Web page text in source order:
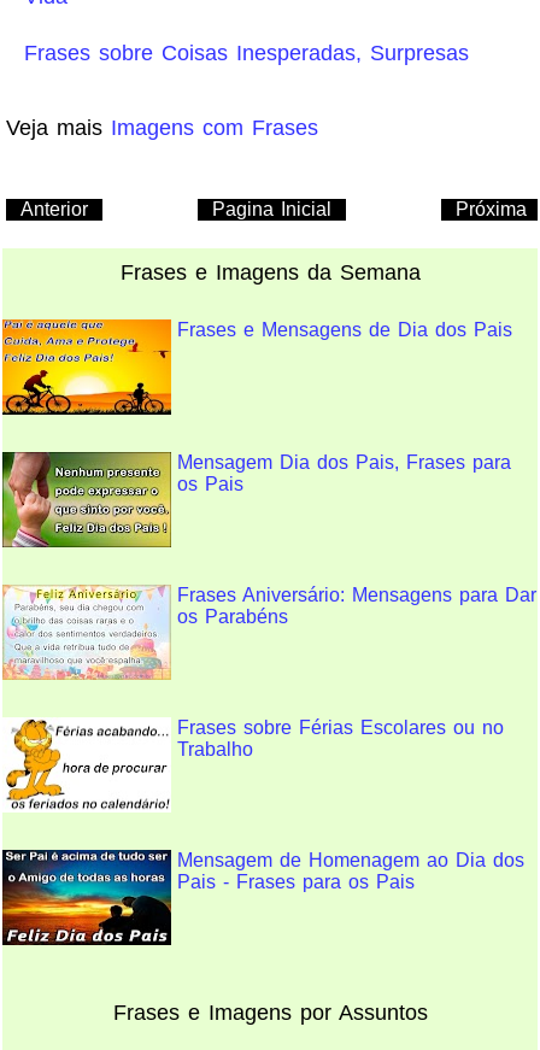
Frases sobre Coisas Inesperadas, Surpresas
Veja mais Imagens com Frases
Anterior Próxima
Pagina Inicial
Frases e Imagens da Semana
Frases e Mensagens de Dia dos Pais
Mensagem Dia dos Pais, Frases para
os Pais
Frases Aniversário: Mensagens para Dar
os Parabéns
Frases sobre Férias Escolares ou no
Trabalho
Mensagem de Homenagem ao Dia dos
Pais - Frases para os Pais
Frases e Imagens por Assuntos